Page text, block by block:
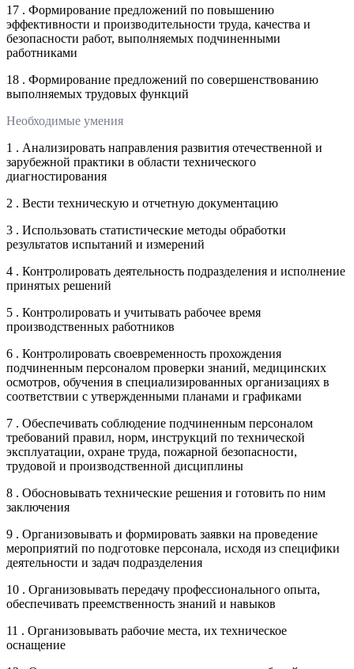
17 . Формирование предложений по повышению
эффективности и производительности труда, качества и
безопасности работ, выполняемых подчиненными
работниками
18 . Формирование предложений по совершенствованию
выполняемых трудовых функций
Необходимые умения
1 . Анализировать направления развития отечественной и
зарубежной практики в области технического
диагностирования
2 . Вести техническую и отчетную документацию
3 . Использовать статистические методы обработки
результатов испытаний и измерений
4 . Контролировать деятельность подразделения и исполнение
принятых решений
5 . Контролировать и учитывать рабочее время
производственных работников
6 . Контролировать своевременность прохождения
подчиненным персоналом проверки знаний, медицинских
осмотров, обучения в специализированных организациях в
соответствии с утвержденными планами и графиками
7 . Обеспечивать соблюдение подчиненным персоналом
требований правил, норм, инструкций по технической
эксплуатации, охране труда, пожарной безопасности,
трудовой и производственной дисциплины
8 . Обосновывать технические решения и готовить по ним
заключения
9 . Организовывать и формировать заявки на проведение
мероприятий по подготовке персонала, исходя из специфики
деятельности и задач подразделения
10 . Организовывать передачу профессионального опыта,
обеспечивать преемственность знаний и навыков
11 . Организовывать рабочие места, их техническое
оснащение